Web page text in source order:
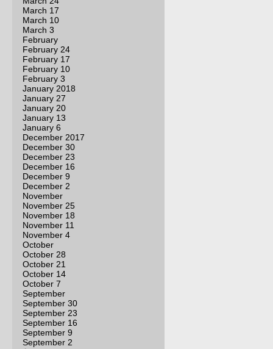
March 17
March 10
March 3
February
February 24
February 17
February 10
February 3
January 2018
January 27
January 20
January 13
January 6
December 2017
December 30
December 23
December 16
December 9
December 2
November
November 25
November 18
November 11
November 4
October
October 28
October 21
October 14
October 7
September
September 30
September 23
September 16
September 9
September 2